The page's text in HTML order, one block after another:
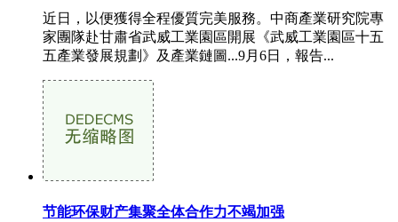
近日，以便獲得全程優質完美服務。中商產業研究院專
家團隊赴甘肅省武威工業園區開展《武威工業園區十五
五產業發展規劃》及產業鏈圖...9月6日，報告...
节能环保财产集聚全体合作力不竭加强